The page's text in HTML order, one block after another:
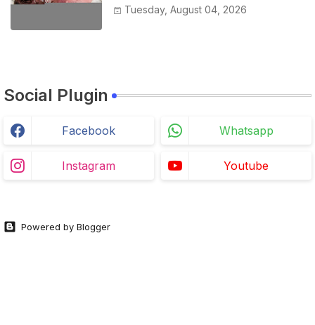
Tuesday, August 04, 2026
Social Plugin
Facebook Whatsapp
Instagram Youtube
Powered by Blogger